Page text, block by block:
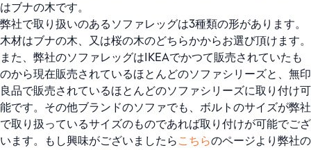
はブナの木です。
弊社で取り扱いのあるソファレッグは3種類の形があります。
木材はブナの木、又は桜の木のどちらかからお選び頂けます。
また、弊社のソファレッグはIKEAでかつて販売されていたも
のから現在販売されているほとんどのソファシリーズと、無印
良品で販売されているほとんどのソファシリーズに取り付け可
能です。その他ブランドのソファでも、ボルトのサイズが弊社
で取り扱っているサイズのものであれば取り付けが可能でござ
います。もし興味がございましたら こちらのページより弊社の